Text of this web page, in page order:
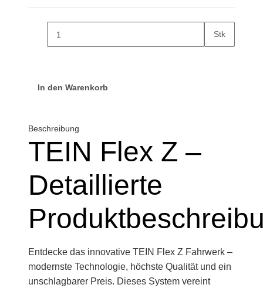
Stk
In den Warenkorb
Beschreibung
TEIN Flex Z –
Detaillierte
Entdecke das innovative TEIN Flex Z Fahrwerk –
modernste Technologie, höchste Qualität und ein
unschlagbarer Preis. Dieses System vereint